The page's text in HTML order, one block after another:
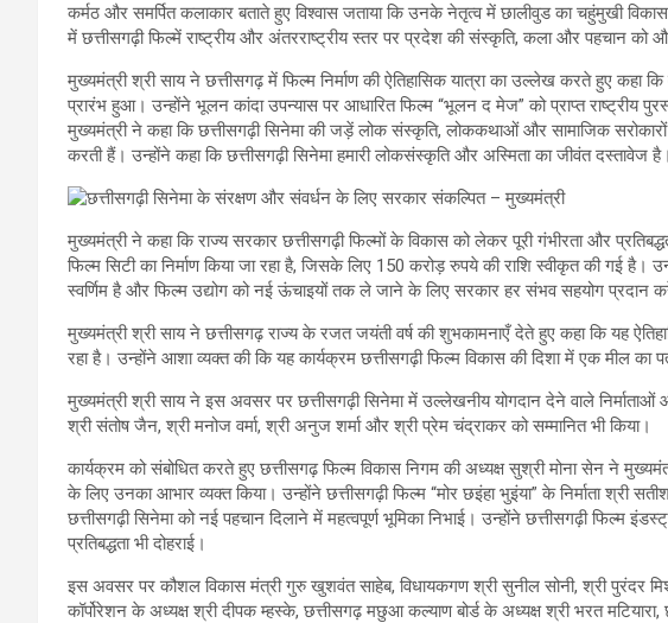
कर्मठ और समर्पित कलाकार बताते हुए विश्वास जताया कि उनके नेतृत्व में छालीवुड का चहुंमुखी
में छत्तीसगढ़ी फिल्में राष्ट्रीय और अंतरराष्ट्रीय स्तर पर प्रदेश की संस्कृति, कला और पहचान
मुख्यमंत्री श्री साय ने छत्तीसगढ़ में फिल्म निर्माण की ऐतिहासिक यात्रा का उल्लेख करते हुए कहा
प्रारंभ हुआ। उन्होंने भूलन कांदा उपन्यास पर आधारित फिल्म “भूलन द मेज” को प्राप्त राष्ट्रीय
मुख्यमंत्री ने कहा कि छत्तीसगढ़ी सिनेमा की जड़ें लोक संस्कृति, लोककथाओं और सामाजिक
करती हैं। उन्होंने कहा कि छत्तीसगढ़ी सिनेमा हमारी लोकसंस्कृति और अस्मिता का जीवंत दस्तावेज है।
मुख्यमंत्री ने कहा कि राज्य सरकार छत्तीसगढ़ी फिल्मों के विकास को लेकर पूरी गंभीरता और
फिल्म सिटी का निर्माण किया जा रहा है, जिसके लिए 150 करोड़ रुपये की राशि स्वीकृत की गई है।
स्वर्णिम है और फिल्म उद्योग को नई ऊंचाइयों तक ले जाने के लिए सरकार हर संभव सहयोग प्रदान
मुख्यमंत्री श्री साय ने छत्तीसगढ़ राज्य के रजत जयंती वर्ष की शुभकामनाएँ देते हुए कहा कि यह
रहा है। उन्होंने आशा व्यक्त की कि यह कार्यक्रम छत्तीसगढ़ी फिल्म विकास की दिशा में एक मील का
मुख्यमंत्री श्री साय ने इस अवसर पर छत्तीसगढ़ी सिनेमा में उल्लेखनीय योगदान देने वाले निर्माताओं
श्री संतोष जैन, श्री मनोज वर्मा, श्री अनुज शर्मा और श्री प्रेम चंद्राकर को सम्मानित भी किया।
कार्यक्रम को संबोधित करते हुए छत्तीसगढ़ फिल्म विकास निगम की अध्यक्ष सुश्री मोना सेन ने
के लिए उनका आभार व्यक्त किया। उन्होंने छत्तीसगढ़ी फिल्म “मोर छइंहा भुइंया” के निर्माता श्री
छत्तीसगढ़ी सिनेमा को नई पहचान दिलाने में महत्वपूर्ण भूमिका निभाई। उन्होंने छत्तीसगढ़ी फिल्म
प्रतिबद्धता भी दोहराई।
इस अवसर पर कौशल विकास मंत्री गुरु खुशवंत साहेब, विधायकगण श्री सुनील सोनी, श्री पुरंदर
कॉर्पोरेशन के अध्यक्ष श्री दीपक म्हस्के, छत्तीसगढ़ मछुआ कल्याण बोर्ड के अध्यक्ष श्री भरत मटियारा,